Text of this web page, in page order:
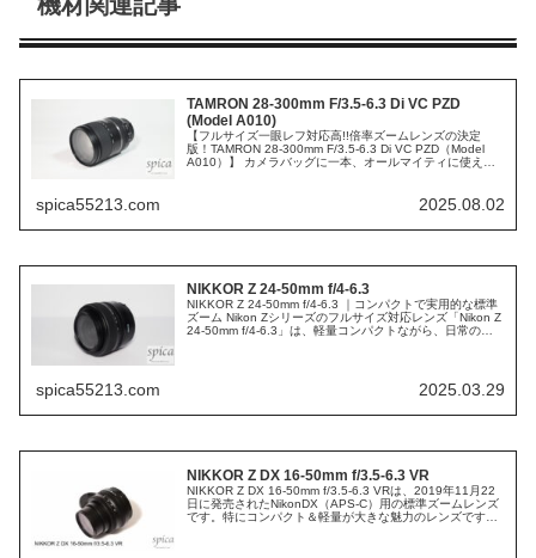
TAMRON 28-300mm F/3.5-6.3 Di VC PZD
(Model A010)
【フルサイズ一眼レフ対応高!!倍率ズームレンズの決定
版！TAMRON 28-300mm F/3.5-6.3 Di VC PZD（Model
A010）】 カメラバッグに一本、オールマイティに使える
spica55213.com 2025.08.02
NIKKOR Z 24-50mm f/4-6.3
NIKKOR Z 24-50mm f/4-6.3 ｜コンパクトで実用的な標準
ズーム Nikon Zシリーズのフルサイズ対応レンズ「Nikon Z
24-50mm f/4-6.3」は、軽量コンパクトながら、日常の撮
spica55213.com 2025.03.29
NIKKOR Z DX 16-50mm f/3.5-6.3 VR
NIKKOR Z DX 16-50mm f/3.5-6.3 VRは、2019年11月22
日に発売されたNikonDX（APS-C）用の標準ズームレンズ
です。特にコンパクト＆軽量が大きな魅力のレンズです。